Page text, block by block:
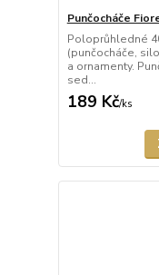
Punčocháče
Poloprůhledné
(punčocháče,
a ornamenty.
sed...
189 Kč/ks